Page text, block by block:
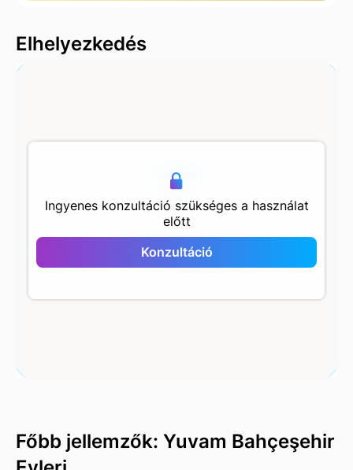
Elhelyezkedés
Ingyenes konzultáció szükséges a használat
előtt
Konzultáció
Yuvam Bahçeşehir
Evleri
500 m
Főbb jellemzők: Yuvam Bahçeşehir